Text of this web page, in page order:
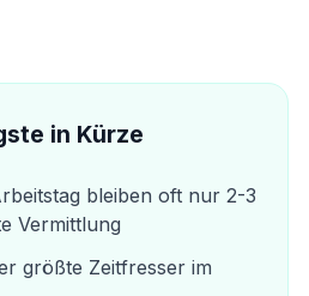
in Kürze
bleiben oft nur 2-3
Vermittlung
größte Zeitfresser im